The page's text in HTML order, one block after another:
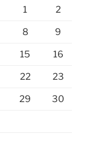
1 2
8 9
15 16
22 23
29 30